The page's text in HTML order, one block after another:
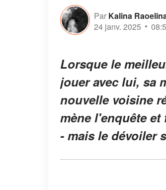
Par Kalina
24 janv. 2025
Lorsque le
jouer avec lui, sa
nouvelle voisine
mène l'enquête
- mais le dévoiler